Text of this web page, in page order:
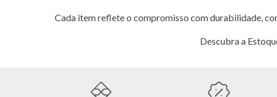
Cada item reflete o compromisso com durabilidade,
Descubra a